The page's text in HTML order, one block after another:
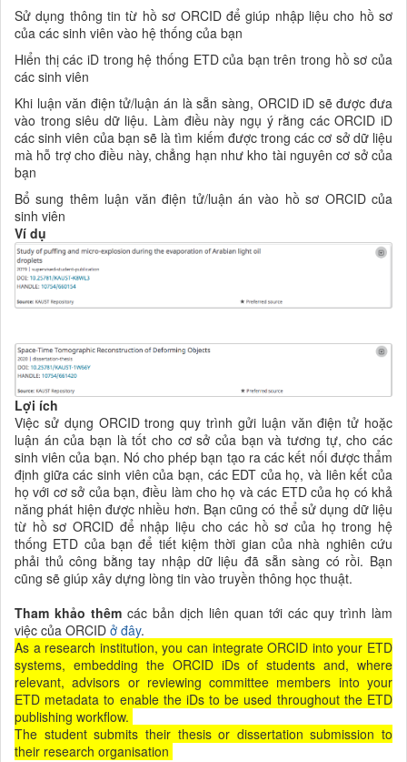
Sử dụng thông tin từ hồ sơ ORCID để giúp nhập liệu cho hồ sơ
của các sinh viên vào hệ thống của bạn
Hiển thị các iD trong hệ thống ETD của bạn trên trong hồ sơ của
các sinh viên
Khi luận văn điện tử/luận án là sẵn sàng, ORCID iD sẽ được đưa
vào trong siêu dữ liệu. Làm điều này ngụ ý rằng các ORCID iD
các sinh viên của bạn sẽ là tìm kiếm được trong các cơ sở dữ liệu
mà hỗ trợ cho điều này, chẳng hạn như kho tài nguyên cơ sở của
bạn
Bổ sung thêm luận văn điện tử/luận án vào hồ sơ ORCID của
sinh viên
Ví dụ
Lợi ích
Việc sử dụng ORCID trong quy trình gửi luận văn điện tử hoặc
luận án của bạn là tốt cho cơ sở của bạn và tương tự, cho các
sinh viên của bạn. Nó cho phép bạn tạo ra các kết nối được thẩm
định giữa các sinh viên của bạn, các EDT của họ, và liên kết của
họ với cơ sở của bạn, điều làm cho họ và các ETD của họ có khả
năng phát hiện được nhiều hơn. Bạn cũng có thể sử dụng dữ liệu
từ hồ sơ ORCID để nhập liệu cho các hồ sơ của họ trong hệ
thống ETD của bạn để tiết kiệm thời gian của nhà nghiên cứu
phải thủ công bằng tay nhập dữ liệu đã sẵn sàng có rồi. Bạn
cũng sẽ giúp xây dựng lòng tin vào truyền thông học thuật.
Tham khảo thêm các bản dịch liên quan tới các quy trình làm
việc của ORCID ở đây.
As a research institution, you can integrate ORCID into your ETD
systems, embedding the ORCID iDs of students and, where
relevant, advisors or reviewing committee members into your
ETD metadata to enable the iDs to be used throughout the ETD
publishing workflow.
The student submits their thesis or dissertation submission to
their research organisation